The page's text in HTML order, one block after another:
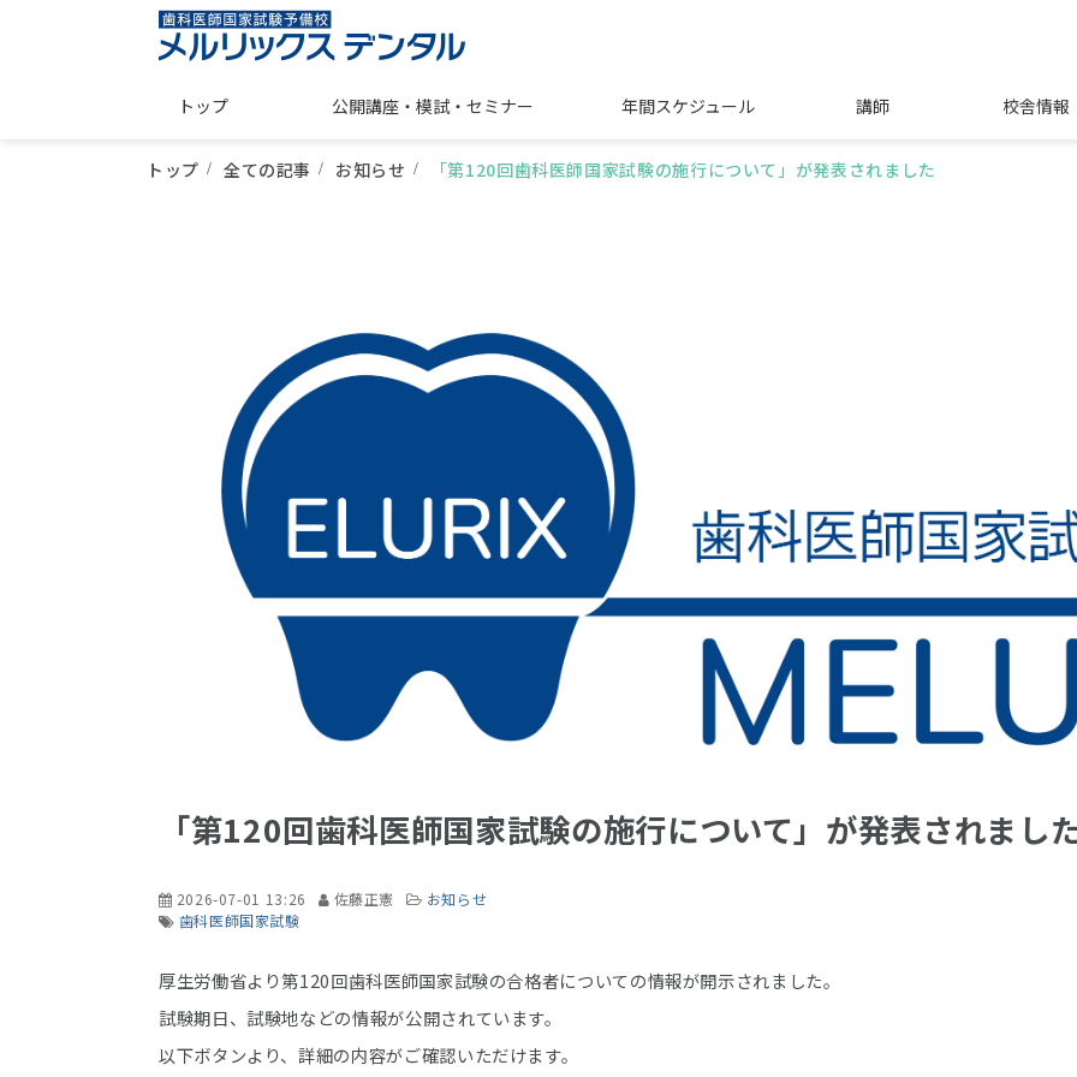
トップ 公開講座・模試・セミナー 年間スケジュール 講師 校舎情報
トップ 全ての記事 お知らせ 「第120回歯科医師国家試験の施行について」が発表されました
「第120回歯科医師国家試験の施行について」が発表されまし
2026-07-01 13:26 佐藤正憲
お知らせ
歯科医師国家試験
厚生労働省より第120回歯科医師国家試験の合格者についての情報が開示されました。
試験期日、試験地などの情報が公開されています。
以下ボタンより、詳細の内容がご確認いただけます。